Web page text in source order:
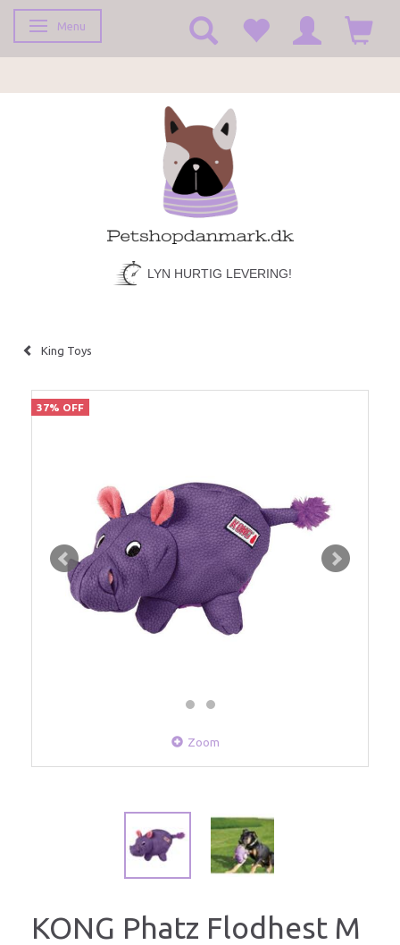
Toggle navigation
Menu
LYN HURTIG LEVERING!
King Toys
37% OFF
Zoom
KONG Phatz Flodhest M